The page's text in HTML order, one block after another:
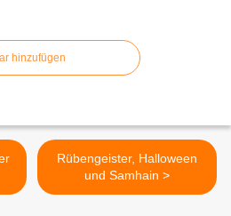
hinzufügen
Rübengeister, Halloween
und Samhain >